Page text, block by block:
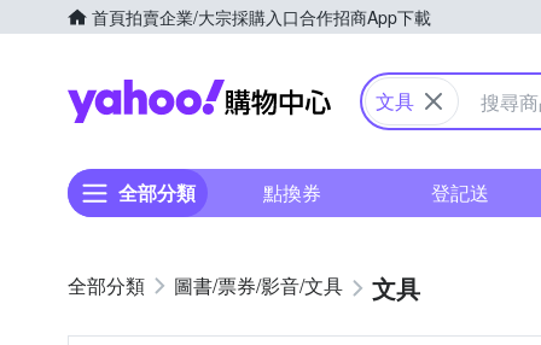
首頁拍賣企業/大宗採購入口合作招商App下載
Yahoo購物中心
文具
全部分類 點換券 登記送
圖書/票券/影音/文具 文具